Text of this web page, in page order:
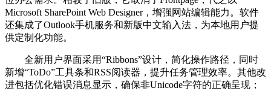
Microsoft SharePoint Web Designer，增强网站编辑能力。软件
还集成了Outlook手机服务和新版中文输入法，为本地用户提
供定制化功能。
全新用户界面采用“Ribbons”设计，简化操作路径，同时
新增“ToDo”工具条和RSS阅读器，提升任务管理效率。其他改
进包括优化错误消息显示，确保非Unicode字符的正确呈现；